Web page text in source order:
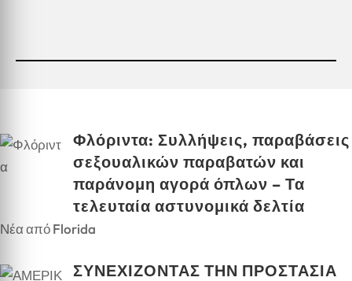
Φλόριντα: Συλλήψεις, παραβάσεις
σεξουαλικών παραβατών και
παράνομη αγορά όπλων – Τα
τελευταία αστυνομικά δελτία
Νέα από Florida
ΣΥΝΕΧΙΖΟΝΤΑΣ ΤΗΝ ΠΡΟΣΤΑΣΙΑ